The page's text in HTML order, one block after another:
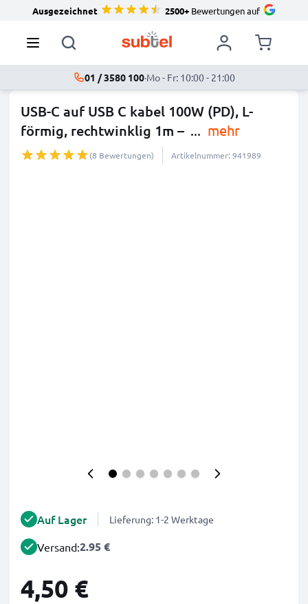
Ausgezeichnet 2500+Bewertungen auf
01 / 3580 100·Mo - Fr: 10:00 - 21:00
USB-C auf USB C kabel 100W (PD), L-
förmig, rechtwinklig 1m – ... mehr
(8 Bewertungen) Artikelnummer: 941989
Auf Lager Lieferung: 1-2 Werktage
Versand:2.95 €
4,50 €